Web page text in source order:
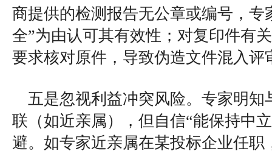
商提供的检测报告无公章或编号，专
全”为由认可其有效性；对复印件有
要求核对原件，导致伪造文件混入评
五是忽视利益冲突风险。专家明知
联（如近亲属），但自信“能保持中
避。如专家近亲属在某投标企业任职